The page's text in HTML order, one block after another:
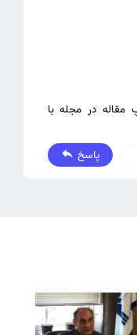
در مجله با
پاسخ